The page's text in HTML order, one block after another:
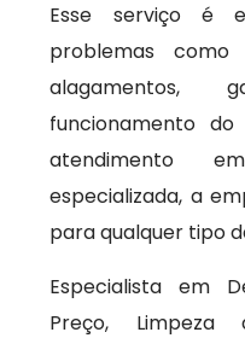
Esse serviço é
problemas
alagamentos,
funcionamento do
atendimento
especializada, a
para qualquer tipo
Especialista em
Preço,